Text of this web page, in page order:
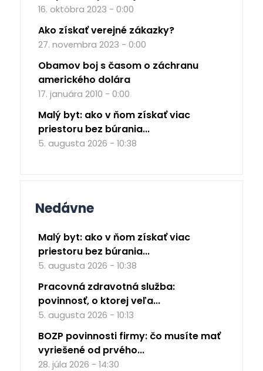
16. októbra 2023 - 0:00
Ako získať verejné zákazky?
27. novembra 2023 - 0:00
Obamov boj s časom o záchranu
amerického dolára
17. januára 2010 - 0:00
Malý byt: ako v ňom získať viac
priestoru bez búrania...
5. augusta 2026 - 10:38
Nedávne
Malý byt: ako v ňom získať viac
priestoru bez búrania...
5. augusta 2026 - 10:38
Pracovná zdravotná služba:
povinnosť, o ktorej veľa...
5. augusta 2026 - 10:13
BOZP povinnosti firmy: čo musíte mať
vyriešené od prvého...
28. júla 2026 - 14:30